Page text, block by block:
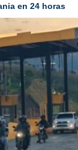
en 24 horas